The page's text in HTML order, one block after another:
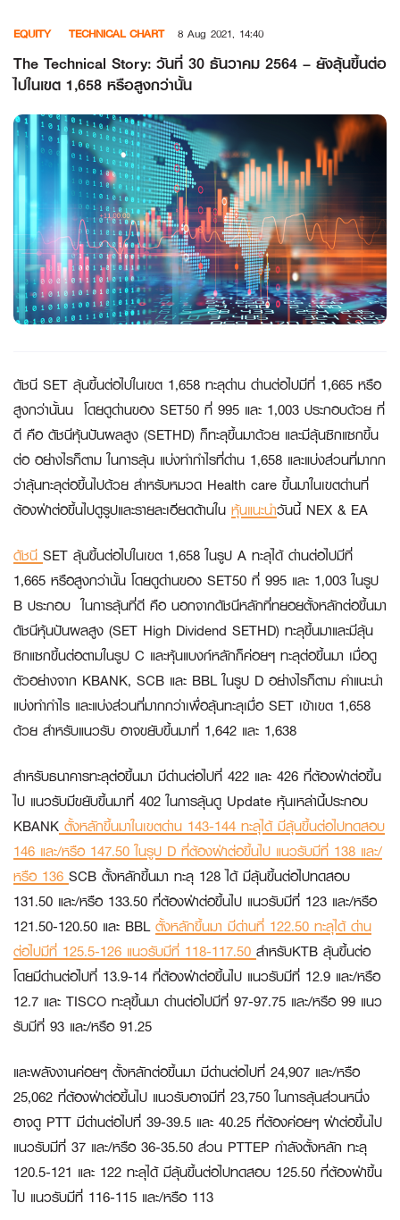
content
EQUITY TECHNICAL CHART 8 Aug 2021, 14:40
The Technical Story: วันที่ 30 ธันวาคม 2564 – ยังลุ้นขึ้นต่อ
ไปในเขต 1,658 หรือสูงกว่านั้น
ดัชนี SET ลุ้นขึ้นต่อไปในเขต 1,658 ทะลุด่าน ด่านต่อไปมีที่ 1,665 หรือ
สูงกว่านั้นน โดยดูด่านของ SET50 ที่ 995 และ 1,003 ประกอบด้วย ที่
ดี คือ ดัชนีหุ้นปันผลสูง (SETHD) ก็ทะลุขึ้นมาด้วย และมีลุ้นซิกแซกขึ้น
ต่อ อย่างไรก็ตาม ในการลุ้น แบ่งทำกำไรที่ด่าน 1,658 และแบ่งส่วนที่มากก
ว่าลุ้นทะลุต่อขึ้นไปด้วย สำหรับหมวด Health care ขึ้นมาในเขตด่านที่
ต้องฝ่าต่อขึ้นไปดูรูปและรายละเอียดด้านใน หุ้นแนะนำวันนี้ NEX & EA
ดัชนี SET ลุ้นขึ้นต่อไปในเขต 1,658 ในรูป A ทะลุได้ ด่านต่อไปมีที่
1,665 หรือสูงกว่านั้น โดยดูด่านของ SET50 ที่ 995 และ 1,003 ในรูป
B ประกอบ ในการลุ้นที่ดี คือ นอกจากดัชนีหลักที่ทยอยตั้งหลักต่อขึ้นมา
ดัชนีหุ้นปันผลสูง (SET High Dividend SETHD) ทะลุขึ้นมาและมีลุ้น
ซิกแซกขึ้นต่อตามในรูป C และหุ้นแบงก์หลักก็ค่อยๆ ทะลุต่อขึ้นมา เมื่อดู
ตัวอย่างจาก KBANK, SCB และ BBL ในรูป D อย่างไรก็ตาม คำแนะนำ
แบ่งทำกำไร และแบ่งส่วนที่มากกว่าเพื่อลุ้นทะลุเมื่อ SET เข้าเขต 1,658
ด้วย สำหรับแนวรับ อาจขยับขึ้นมาที่ 1,642 และ 1,638
สำหรับธนาคารทะลุต่อขึ้นมา มีด่านต่อไปที่ 422 และ 426 ที่ต้องฝ่าต่อขึ้น
ไป แนวรับมีขยับขึ้นมาที่ 402 ในการลุ้นดู Update หุ้นเหล่านี้ประกอบ
KBANK ตั้งหลักขึ้นมาในเขตด่าน 143-144 ทะลุได้ มีลุ้นขึ้นต่อไปทดสอบ
146 และ/หรือ 147.50 ในรูป D ที่ต้องฝ่าต่อขึ้นไป แนวรับมีที่ 138 และ/
หรือ 136 SCB ตั้งหลักขึ้นมา ทะลุ 128 ได้ มีลุ้นขึ้นต่อไปทดสอบ
131.50 และ/หรือ 133.50 ที่ต้องฝ่าต่อขึ้นไป แนวรับมีที่ 123 และ/หรือ
121.50-120.50 และ BBL ตั้งหลักขึ้นมา มีด่านที่ 122.50 ทะลุได้ ด่าน
ต่อไปมีที่ 125.5-126 แนวรับมีที่ 118-117.50 สำหรับKTB ลุ้นขึ้นต่อ
โดยมีด่านต่อไปที่ 13.9-14 ที่ต้องฝ่าต่อขึ้นไป แนวรับมีที่ 12.9 และ/หรือ
12.7 และ TISCO ทะลุขึ้นมา ด่านต่อไปมีที่ 97-97.75 และ/หรือ 99 แนว
รับมีที่ 93 และ/หรือ 91.25
และพลังงานค่อยๆ ตั้งหลักต่อขึ้นมา มีด่านต่อไปที่ 24,907 และ/หรือ
25,062 ที่ต้องฝ่าต่อขึ้นไป แนวรับอาจมีที่ 23,750 ในการลุ้นส่วนหนึ่ง
อาจดู PTT มีด่านต่อไปที่ 39-39.5 และ 40.25 ที่ต้องค่อยๆ ฝ่าต่อขึ้นไป
แนวรับมีที่ 37 และ/หรือ 36-35.50 ส่วน PTTEP กำลังตั้งหลัก ทะลุ
120.5-121 และ 122 ทะลุได้ มีลุ้นขึ้นต่อไปทดสอบ 125.50 ที่ต้องฝ่าขึ้น
ไป แนวรับมีที่ 116-115 และ/หรือ 113